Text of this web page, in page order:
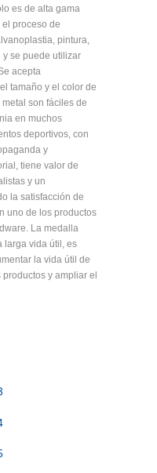
es de alta gama
proceso de
pintura,
y se puede utilizar
acepta
tamaño y el color de
son fáciles de
en muchos
deportivos, con
y
tiene valor de
y un
la satisfacción de
uno de los productos
La medalla
larga vida útil, es
la vida útil de
y ampliar el